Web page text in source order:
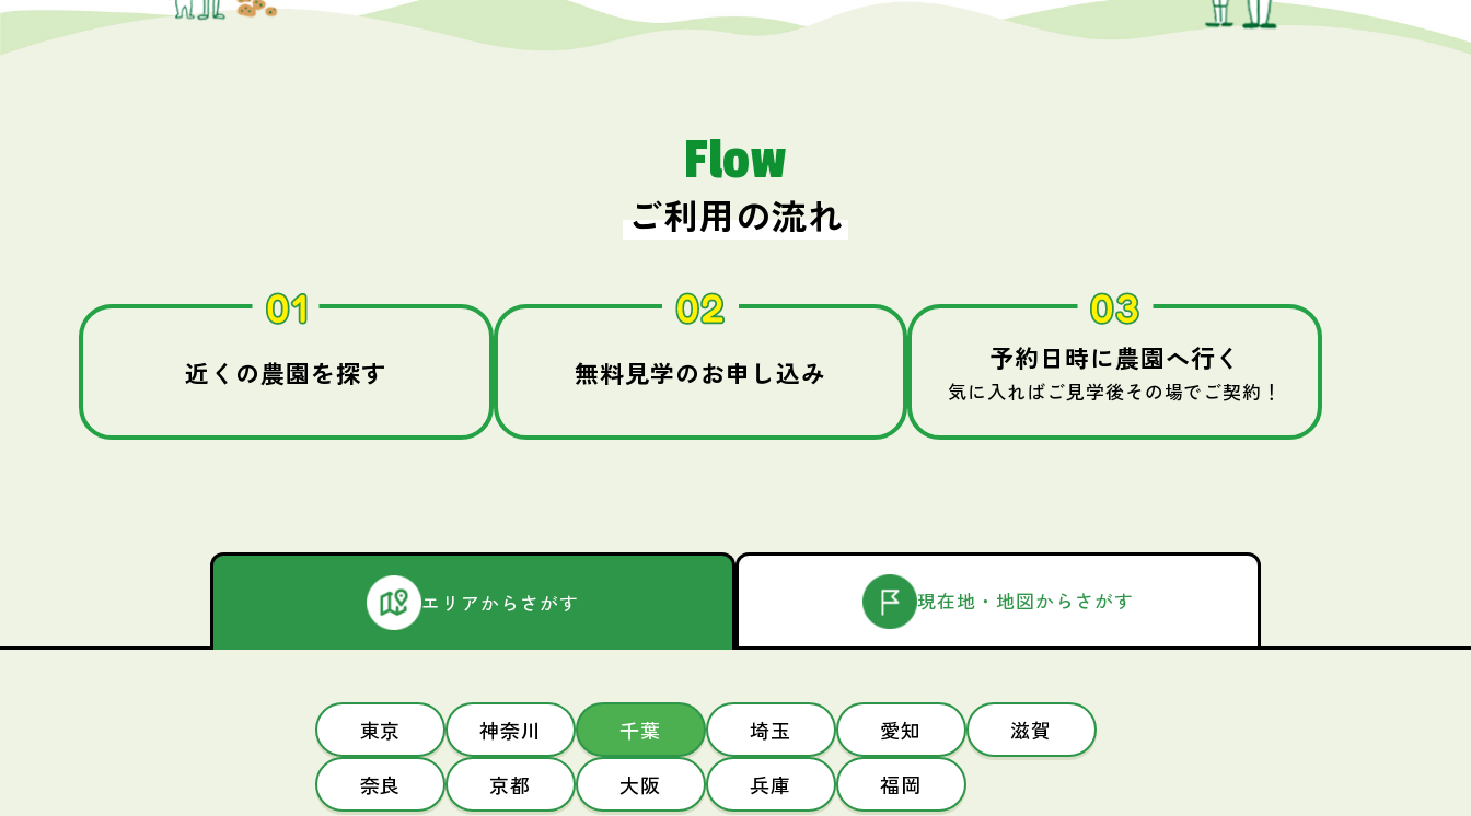
Flow
ご利用の流れ
近くの農園を探す 無料見学のお申し込み 予約日時に農園へ行く
気に入ればご見学後その場でご契約！
エリアからさがす 現在地・地図からさがす
東京 神奈川 千葉 埼玉 愛知
滋賀
奈良
京都 大阪 兵庫 福岡